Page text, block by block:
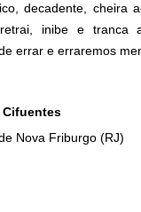
decadente, cheira
inibe e tranca a
errar e erraremos
Cifuentes
Nova Friburgo (RJ)